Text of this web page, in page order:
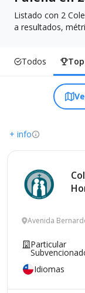
Listado con 2
a resultados,
Todos
+ info
Avenida
Particular
Idiomas